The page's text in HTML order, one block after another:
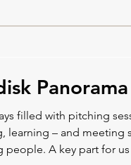
filled with pitching
learning – and meeting
people. A key part for us